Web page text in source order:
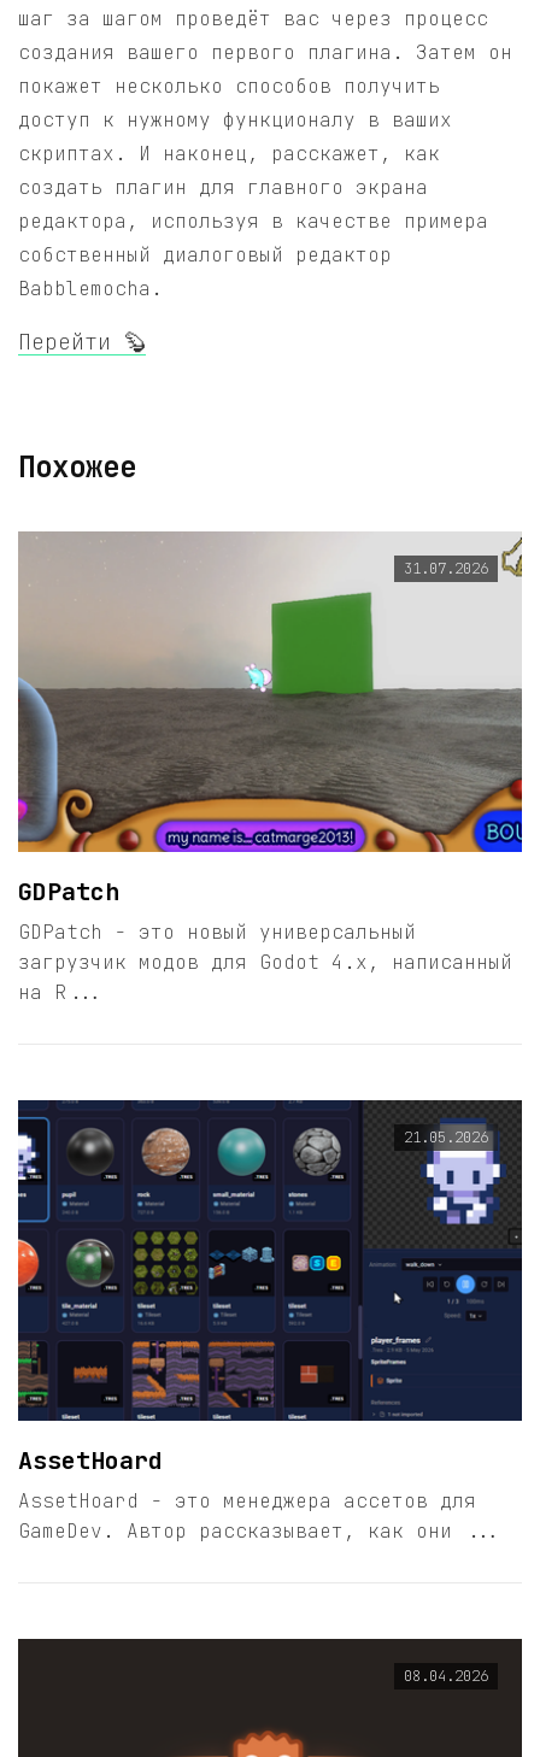
шаг за шагом проведёт вас через процесс
создания вашего первого плагина. Затем он
покажет несколько способов получить
доступ к нужному функционалу в ваших
скриптах. И наконец, расскажет, как
создать плагин для главного экрана
редактора, используя в качестве примера
собственный диалоговый редактор
Babblemocha.
Перейти 🦫
Похожее
31.07.2026
GDPatch
GDPatch - это новый универсальный
загрузчик модов для Godot 4.x, написанный
на R...
21.05.2026
AssetHoard
AssetHoard - это менеджера ассетов для
GameDev. Автор рассказывает, как они ...
08.04.2026